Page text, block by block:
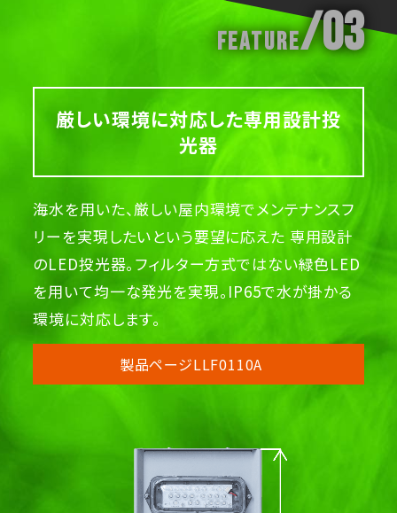
Feature/03
厳しい環境に対応した専用設計投
光器
海水を用いた、厳しい屋内環境でメンテナンスフ
リーを実現したいという要望に応えた 専用設計
のLED投光器。フィルター方式ではない緑色LED
を用いて均一な発光を実現。IP65で水が掛かる
環境に対応します。
製品ページLLF0110A